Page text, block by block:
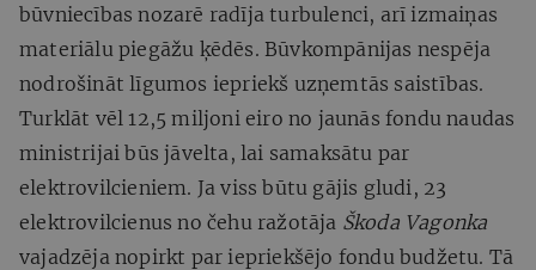
būvniecības nozarē radīja turbulenci, arī izmaiņas
materiālu piegāžu ķēdēs. Būvkompānijas nespēja
nodrošināt līgumos iepriekš uzņemtās saistības.
Turklāt vēl 12,5 miljoni eiro no jaunās fondu naudas
ministrijai būs jāvelta, lai samaksātu par
elektrovilcieniem. Ja viss būtu gājis gludi, 23
elektrovilcienus no čehu ražotāja Škoda Vagonka
vajadzēja nopirkt par iepriekšējo fondu budžetu. Tā